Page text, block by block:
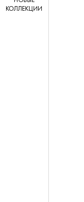
КОЛЛЕКЦИИ